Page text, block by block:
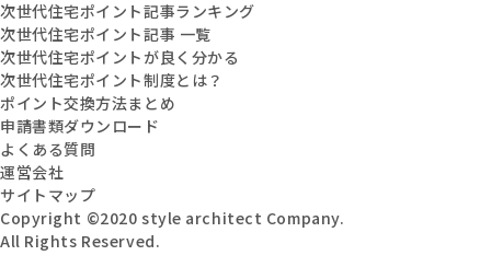
次世代住宅ポイント記事ランキング
次世代住宅ポイント記事 一覧
次世代住宅ポイントが良く分かる
次世代住宅ポイント制度とは？
ポイント交換方法まとめ
申請書類ダウンロード
よくある質問
運営会社
サイトマップ
Copyright ©2020 style architect Company.
All Rights Reserved.